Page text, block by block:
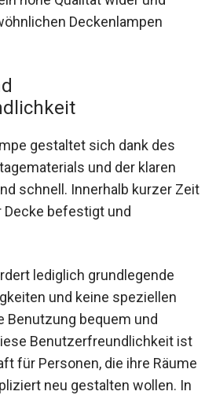
Deckenlampen
gestaltet sich dank des
und der klaren
schnell. Innerhalb kurzer Zeit
befestigt und
lediglich grundlegende
und keine speziellen
Benutzung bequem und
Benutzerfreundlichkeit ist
für Personen, die ihre Räume
neu gestalten wollen. In